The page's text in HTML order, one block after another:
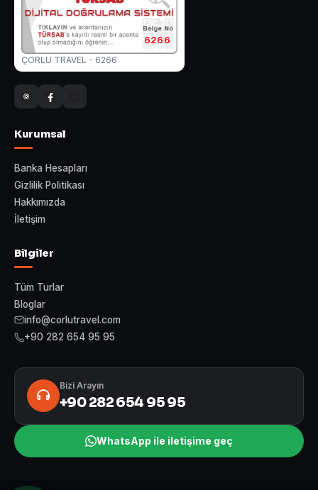
6266
ÇORLU TRAVEL - 6266
Kurumsal
Banka Hesapları
Gizlilik Politikası
Hakkımızda
İletişim
Bilgiler
Tüm Turlar
Bloglar
info@corlutravel.com
+90 282 654 95 95
Bizi Arayın
+90 282 654 95 95
WhatsApp ile iletişime geç